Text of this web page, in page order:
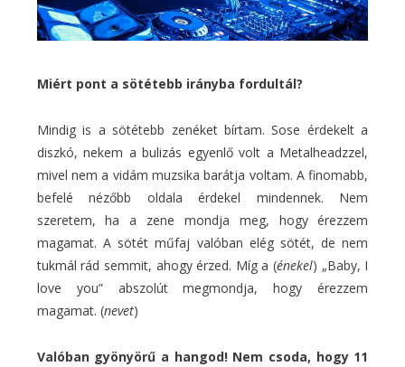
Miért pont a sötétebb irányba fordultál?
Mindig is a sötétebb zenéket bírtam. Sose érdekelt a
diszkó, nekem a bulizás egyenlő volt a Metalheadzzel,
mivel nem a vidám muzsika barátja voltam. A finomabb,
befelé nézőbb oldala érdekel mindennek. Nem
szeretem, ha a zene mondja meg, hogy érezzem
magamat. A sötét műfaj valóban elég sötét, de nem
tukmál rád semmit, ahogy érzed. Míg a (énekel) „Baby, I
love you” abszolút megmondja, hogy érezzem
magamat. (nevet)
Valóban gyönyörű a hangod! Nem csoda, hogy 11